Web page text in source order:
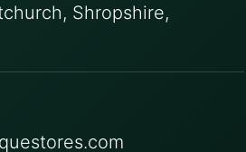
Shropshire,